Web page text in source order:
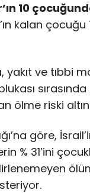
10
kalan
yakıt ve tıbbi
ölme riski
göre,
% 31’ini